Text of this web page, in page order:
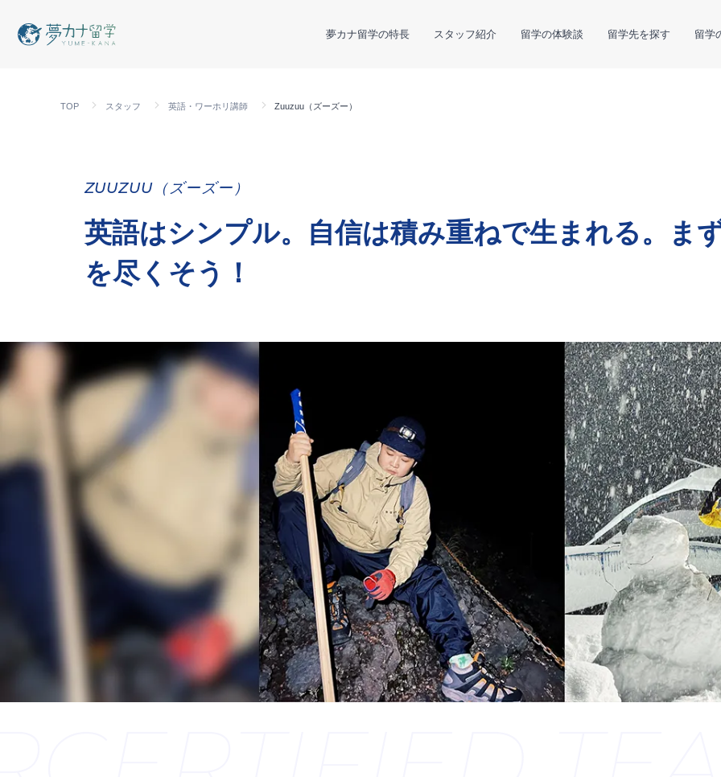
夢カナ留学の特長 スタッフ紹介 留学の体験談 留学先を探す 留学
TOP スタッフ 英語・ワーホリ講師 Zuuzuu（ズーズー）
ZUUZUU（ズーズー）
英語はシンプル。自信は積み重ねで生まれる。ま
を尽くそう！